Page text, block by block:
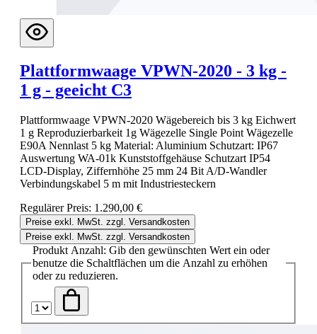
Plattformwaage VPWN-2020 - 3 kg -
1 g - geeicht C3
Plattformwaage VPWN-2020 Wägebereich bis 3 kg Eichwert
1 g Reproduzierbarkeit 1g Wägezelle Single Point Wägezelle
E90A Nennlast 5 kg Material: Aluminium Schutzart: IP67
Auswertung WA-01k Kunststoffgehäuse Schutzart IP54
LCD-Display, Ziffernhöhe 25 mm 24 Bit A/D-Wandler
Verbindungskabel 5 m mit Industriesteckern
Regulärer Preis: 1.290,00 €
Preise exkl. MwSt. zzgl. Versandkosten
Preise exkl. MwSt. zzgl. Versandkosten
Produkt Anzahl: Gib den gewünschten Wert ein oder
benutze die Schaltflächen um die Anzahl zu erhöhen
oder zu reduzieren.